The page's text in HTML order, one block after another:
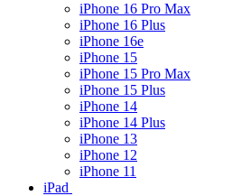
iPhone 16 Pro Max
iPhone 16 Plus
iPhone 16e
iPhone 15
iPhone 15 Pro Max
iPhone 15 Plus
iPhone 14
iPhone 14 Plus
iPhone 13
iPhone 12
iPhone 11
iPad